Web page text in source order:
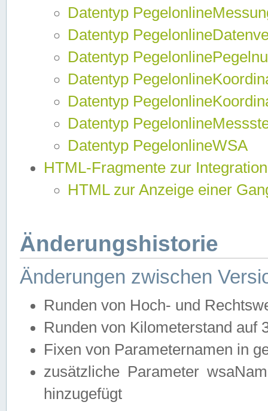
Datentyp
Datentyp
Datentyp
Datentyp
Datentyp
Datentyp
Datentyp PegelonlineWSA
HTML-Fragmente zur
HTML zur Anzeige einer
Änderungshistorie
Änderungen zwischen
Runden von Hoch- und
Runden von Kilometerstand auf
Fixen von Parameternamen in
zusätzliche Parameter
hinzugefügt